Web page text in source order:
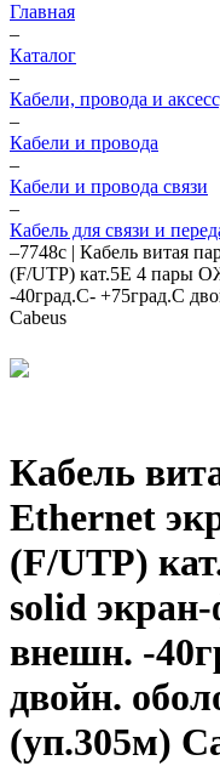
Главная
–
Каталог
–
Кабели, провода и
–
Кабели и провода
–
Кабели и провода связи
–
Кабель для связи и
–7748c | Кабель витая
(F/UTP) кат.5E 4 пары
-40град.C- +75град.C
Cabeus
Кабель
Ethernet
(F/UTP)
solid
внешн. -
двойн.
(уп.305м)